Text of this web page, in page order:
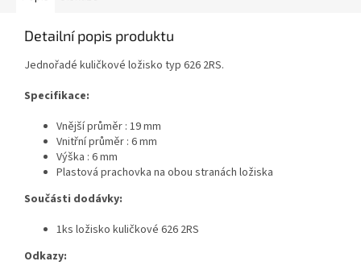
Detailní popis produktu
Jednořadé kuličkové ložisko typ 626 2RS.
Specifikace:
Vnější průměr : 19 mm
Vnitřní průměr : 6 mm
Výška : 6 mm
Plastová prachovka na obou stranách ložiska
Součásti dodávky:
1ks ložisko kuličkové 626 2RS
Odkazy: